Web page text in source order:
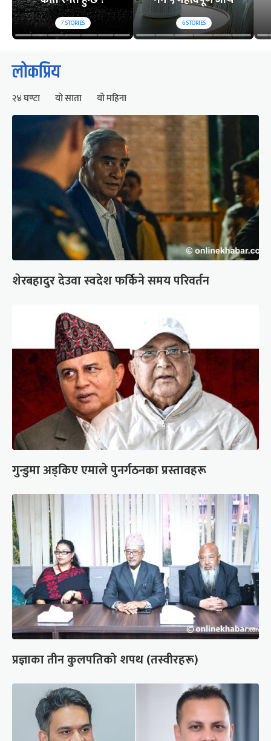
7STORIES 6STORIES
लोकप्रिय
२४ घण्टा यो साता यो महिना
शेरबहादुर देउवा स्वदेश फर्किने समय परिवर्तन
गुन्डुमा अड्किए एमाले पुनर्गठनका प्रस्तावहरू
प्रज्ञाका तीन कुलपतिको शपथ (तस्वीरहरू)